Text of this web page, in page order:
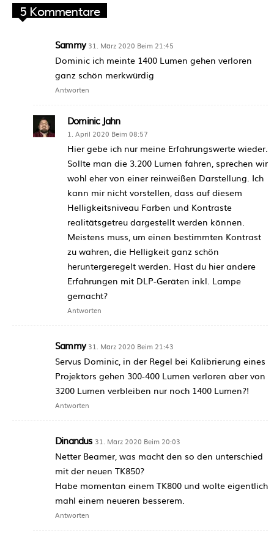
5 Kommentare
Sammy 31. März 2020 Beim 21:45
Dominic ich meinte 1400 Lumen gehen verloren
ganz schön merkwürdig
Antworten
Dominic Jahn
1. April 2020 Beim 08:57
Hier gebe ich nur meine Erfahrungswerte wieder.
Sollte man die 3.200 Lumen fahren, sprechen wir
wohl eher von einer reinweißen Darstellung. Ich
kann mir nicht vorstellen, dass auf diesem
Helligkeitsniveau Farben und Kontraste
realitätsgetreu dargestellt werden können.
Meistens muss, um einen bestimmten Kontrast
zu wahren, die Helligkeit ganz schön
heruntergeregelt werden. Hast du hier andere
Erfahrungen mit DLP-Geräten inkl. Lampe
gemacht?
Antworten
Sammy 31. März 2020 Beim 21:43
Servus Dominic, in der Regel bei Kalibrierung eines
Projektors gehen 300-400 Lumen verloren aber von
3200 Lumen verbleiben nur noch 1400 Lumen?!
Antworten
Dinandus 31. März 2020 Beim 20:03
Netter Beamer, was macht den so den unterschied
mit der neuen TK850?
Habe momentan einem TK800 und wolte eigentlich
mahl einem neueren besserem.
Antworten